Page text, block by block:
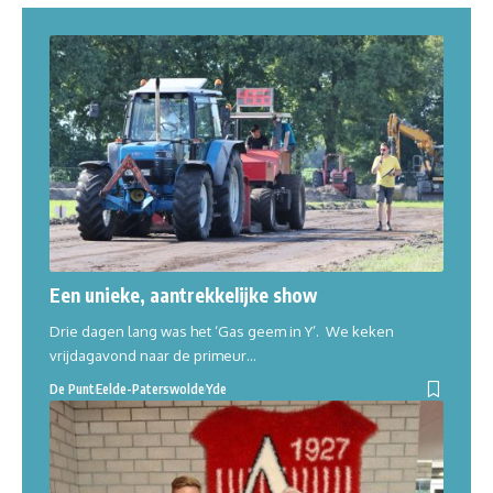
Een unieke, aantrekkelijke show
Drie dagen lang was het ‘Gas geem in Y’. We keken
vrijdagavond naar de primeur…
De PuntEelde-PaterswoldeYde